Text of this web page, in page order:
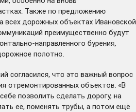
Также по предложению
всех дорожных объектах Ивановской
преимущественно будут
направленного бурения,
полотно.
согласился, что это важный вопрос
отремонтированных объектов. «В
позволить сделать дорогу, на
её, поменять трубы, а потом ещё